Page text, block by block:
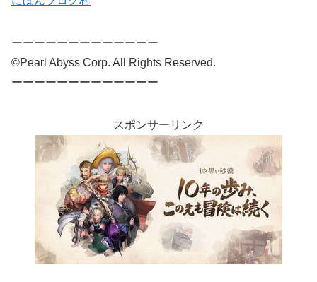
ーーーーーーーーーーーーー
©Pearl Abyss Corp. All Rights Reserved.
ーーーーーーーーーーーーー
スポンサーリンク